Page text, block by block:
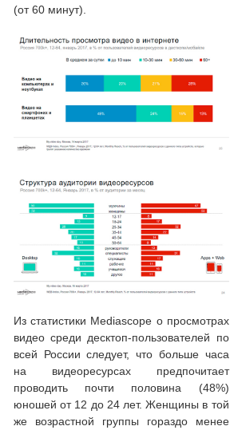
(от 60 минут).
Из статистики Mediascope о просмотрах
видео среди десктоп-пользователей по
всей России следует, что больше часа
на видеоресурсах предпочитает
проводить почти половина (48%)
юношей от 12 до 24 лет. Женщины в той
же возрастной группы гораздо менее